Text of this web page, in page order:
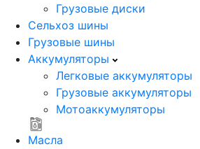
Грузовые диски
Сельхоз шины
Грузовые шины
Аккумуляторы
Легковые аккумуляторы
Грузовые аккумуляторы
Мотоаккумуляторы
Масла